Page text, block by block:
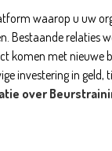
waarop u uw
Bestaande relaties
komen met nieuwe
investering in geld,
over